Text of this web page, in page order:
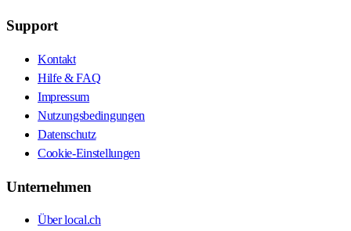
Support
Kontakt
Hilfe & FAQ
Impressum
Nutzungsbedingungen
Datenschutz
Cookie-Einstellungen
Unternehmen
Über local.ch